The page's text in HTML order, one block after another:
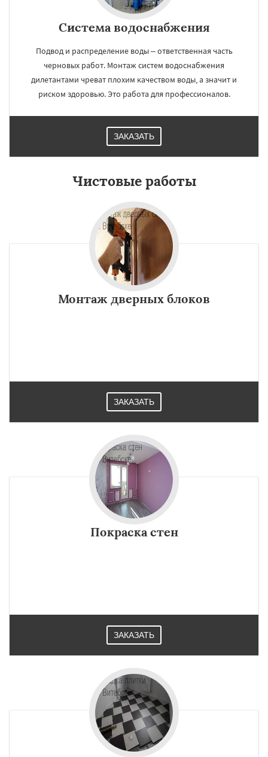
Система водоснабжения
Подвод и распределение воды – ответственная часть
черновых работ. Монтаж систем водоснабжения
дилетантами чреват плохим качеством воды, а значит и
риском здоровью. Это работа для профессионалов.
ЗАКАЗАТЬ
Чистовые работы
Монтаж дверных блоков
ЗАКАЗАТЬ
Покраска стен
ЗАКАЗАТЬ